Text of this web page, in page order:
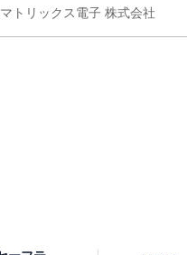
マトリックス電子 株式会社